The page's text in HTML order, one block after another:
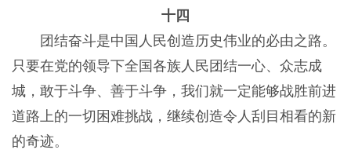
十四
团结奋斗是中国人民创造历史伟业的必由之路。
只要在党的领导下全国各族人民团结一心、众志成
城，敢于斗争、善于斗争，我们就一定能够战胜前进
道路上的一切困难挑战，继续创造令人刮目相看的新
的奇迹。